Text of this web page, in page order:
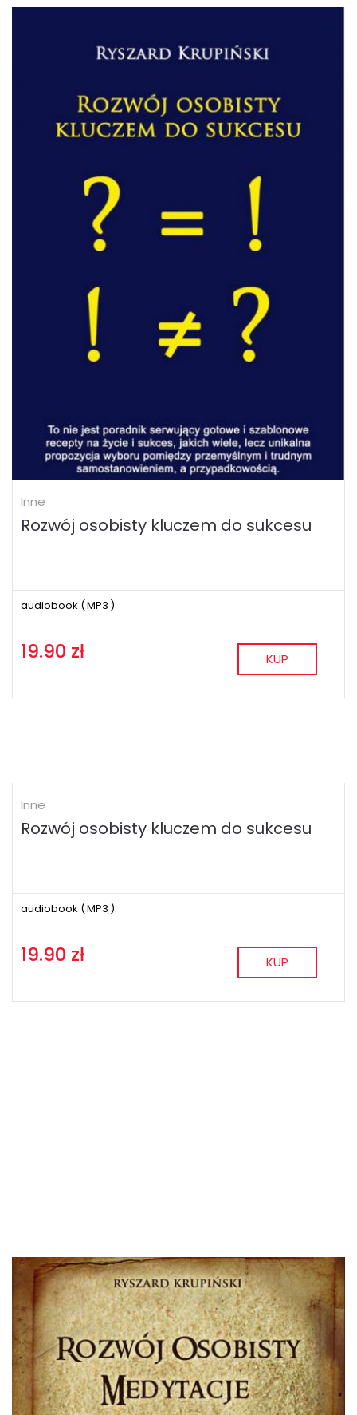
Inne
Rozwój osobisty kluczem do sukcesu
audiobook (MP3 )
19.90 zł KUP
Inne
Rozwój osobisty kluczem do sukcesu
audiobook (MP3 )
19.90 zł KUP